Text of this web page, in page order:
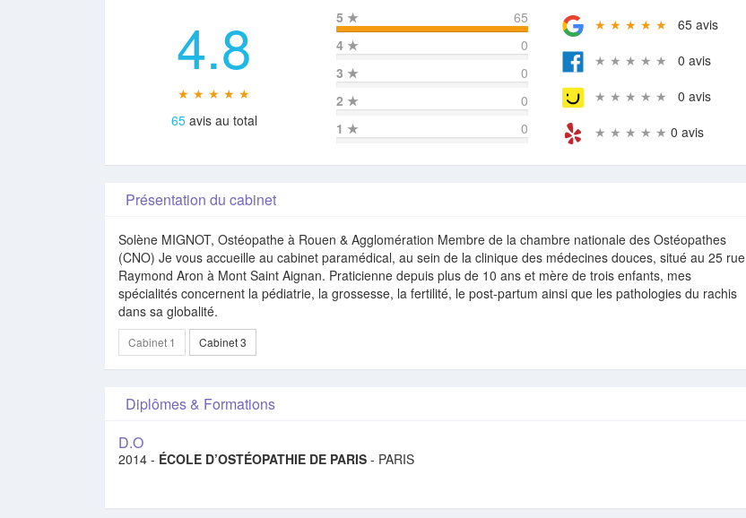
4.8
★ ★ ★ ★ ★
65 avis au total
5 ★
65
4 ★
0
3 ★
0
2 ★
0
1 ★ 0
★ ★ ★ ★ ★ 65 avis
★ ★ ★ ★ ★ 0 avis
★ ★ ★ ★ ★ 0 avis
★ ★ ★ ★ ★ 0 avis
Présentation du cabinet
Solène MIGNOT, Ostéopathe à Rouen & Agglomération Membre de la chambre nationale des Ostéopathes
(CNO) Je vous accueille au cabinet paramédical, au sein de la clinique des médecines douces, situé au 25 rue
Raymond Aron à Mont Saint Aignan. Praticienne depuis plus de 10 ans et mère de trois enfants, mes
spécialités concernent la pédiatrie, la grossesse, la fertilité, le post-partum ainsi que les pathologies du rachis
dans sa globalité.
Cabinet 1 Cabinet 3
Diplômes & Formations
D.O
2014 - ÉCOLE D’OSTÉOPATHIE DE PARIS - PARIS